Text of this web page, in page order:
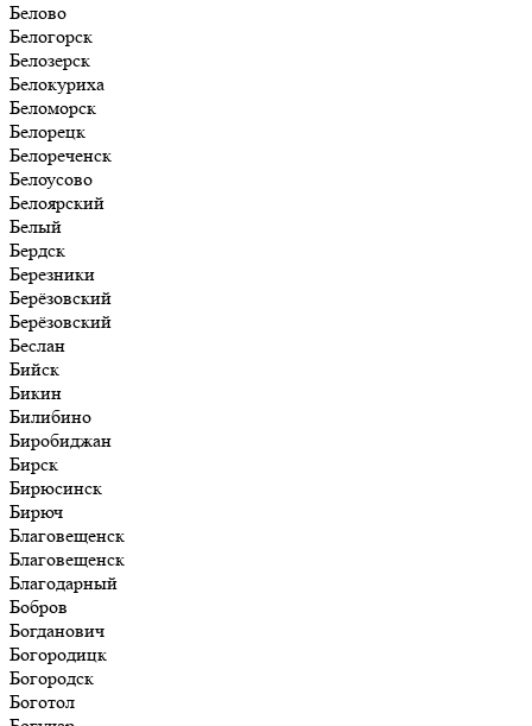
Белово
Белогорск
Белозерск
Белокуриха
Беломорск
Белорецк
Белореченск
Белоусово
Белоярский
Белый
Бердск
Березники
Берёзовский
Берёзовский
Беслан
Бийск
Бикин
Билибино
Биробиджан
Бирск
Бирюсинск
Бирюч
Благовещенск
Благовещенск
Благодарный
Бобров
Богданович
Богородицк
Богородск
Боготол